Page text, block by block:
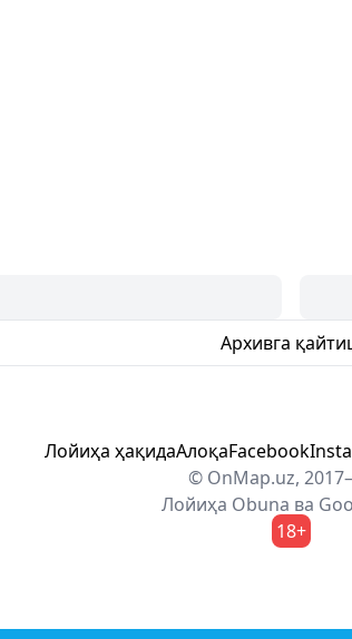
Архивга
Лойиҳа ҳақидаАлоқаFacebook
© OnMap.uz,
Лойиҳа Obuna ва
18+